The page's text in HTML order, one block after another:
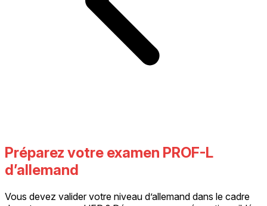
Préparez votre examen PROF-L
d’allemand
Vous devez valider votre niveau d’allemand dans le cadre